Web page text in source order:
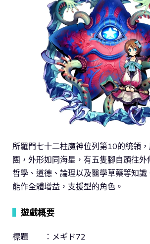
所羅門七十二柱魔神位列第10的統領
團，外形如同海星，有五隻腳自頭往外
哲學、道德、論理以及醫學草藥等知識
能作全體增益，支援型的角色。
遊戲概要
標題 ：メギド72